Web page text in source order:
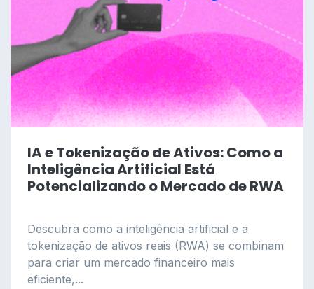
IA e Tokenização de Ativos: Como a
Inteligência Artificial Está
Potencializando o Mercado de RWA
Descubra como a inteligência artificial e a
tokenização de ativos reais (RWA) se combinam
para criar um mercado financeiro mais
eficiente,...